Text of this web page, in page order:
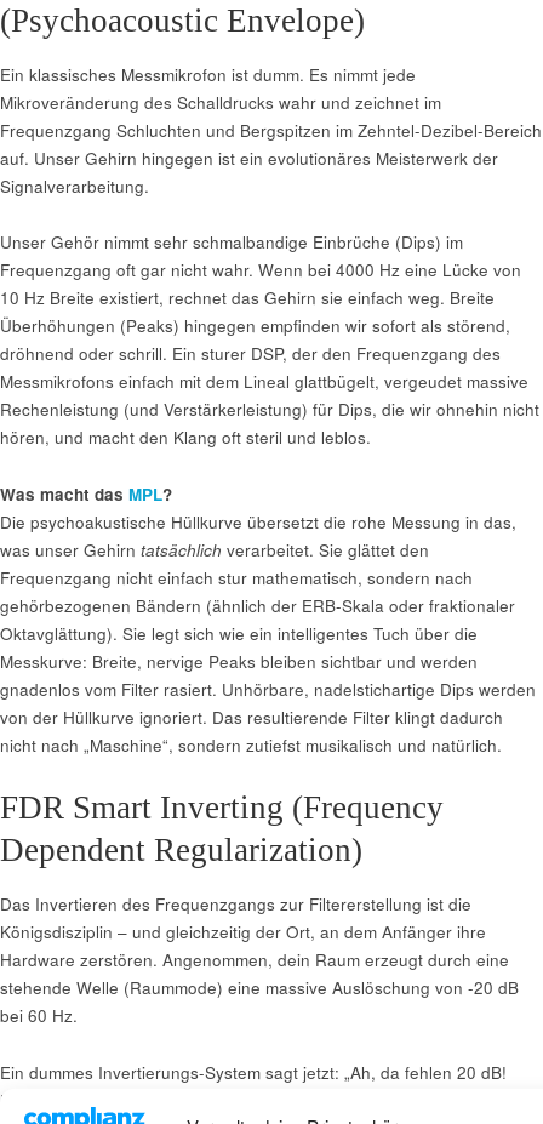
(Psychoacoustic Envelope)
Ein klassisches Messmikrofon ist dumm. Es nimmt jede
Mikroveränderung des Schalldrucks wahr und zeichnet im
Frequenzgang Schluchten und Bergspitzen im Zehntel-Dezibel-Bereich
auf. Unser Gehirn hingegen ist ein evolutionäres Meisterwerk der
Signalverarbeitung.
Unser Gehör nimmt sehr schmalbandige Einbrüche (Dips) im
Frequenzgang oft gar nicht wahr. Wenn bei 4000 Hz eine Lücke von
10 Hz Breite existiert, rechnet das Gehirn sie einfach weg. Breite
Überhöhungen (Peaks) hingegen empfinden wir sofort als störend,
dröhnend oder schrill. Ein sturer DSP, der den Frequenzgang des
Messmikrofons einfach mit dem Lineal glattbügelt, vergeudet massive
Rechenleistung (und Verstärkerleistung) für Dips, die wir ohnehin nicht
hören, und macht den Klang oft steril und leblos.
Was macht das MPL?
Die psychoakustische Hüllkurve übersetzt die rohe Messung in das,
was unser Gehirn tatsächlich verarbeitet. Sie glättet den
Frequenzgang nicht einfach stur mathematisch, sondern nach
gehörbezogenen Bändern (ähnlich der ERB-Skala oder fraktionaler
Oktavglättung). Sie legt sich wie ein intelligentes Tuch über die
Messkurve: Breite, nervige Peaks bleiben sichtbar und werden
gnadenlos vom Filter rasiert. Unhörbare, nadelstichartige Dips werden
von der Hüllkurve ignoriert. Das resultierende Filter klingt dadurch
nicht nach „Maschine“, sondern zutiefst musikalisch und natürlich.
FDR Smart Inverting (Frequency
Dependent Regularization)
Das Invertieren des Frequenzgangs zur Filtererstellung ist die
Königsdisziplin – und gleichzeitig der Ort, an dem Anfänger ihre
Hardware zerstören. Angenommen, dein Raum erzeugt durch eine
stehende Welle (Raummode) eine massive Auslöschung von -20 dB
bei 60 Hz.
Ein dummes Invertierungs-System sagt jetzt: „Ah, da fehlen 20 dB!
Dann gebe ich dem Verstärker bei 60 Hz einfach +20 dB mehr Saft mit